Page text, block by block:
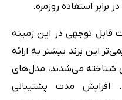
استفاده روزمره.
قابل توجهی در این زمینه
این برند بیشتر به ارائه
شناخته می‌شدند، مدل‌های
افزایش مدت پشتیبانی